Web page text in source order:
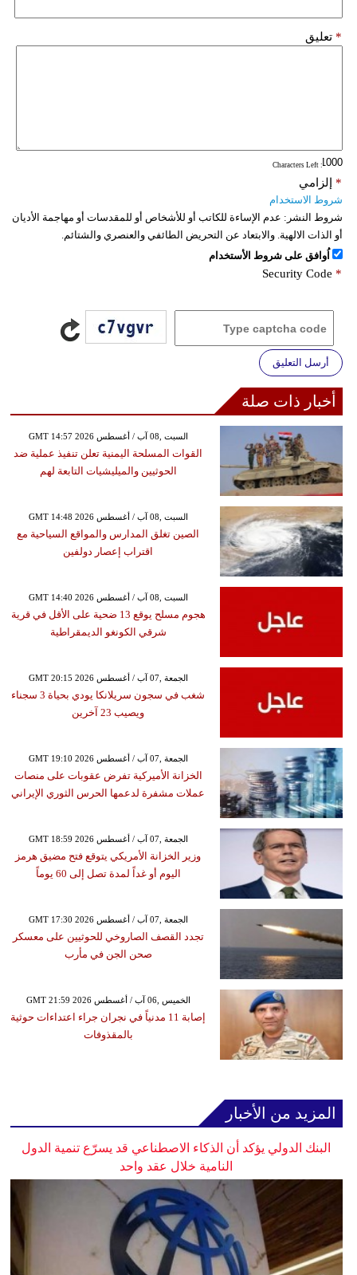
تعليق *
: Characters Left
إلزامي *
شروط الاستخدام
شروط النشر: عدم الإساءة للكاتب أو للأشخاص أو للمقدسات أو مهاجمة الأديان
أو الذات الالهية. والابتعاد عن التحريض الطائفي والعنصري والشتائم.
اُوافق على شروط الأستخدام
Security Code *
أرسل التعليق
أخبار ذات صلة
GMT 14:57 2026 السبت ,08 آب / أغسطس
القوات المسلحة اليمنية تعلن تنفيذ عملية ضد
الحوثيين والميليشيات التابعة لهم
GMT 14:48 2026 السبت ,08 آب / أغسطس
الصين تغلق المدارس والمواقع السياحية مع
اقتراب إعصار دولفين
GMT 14:40 2026 السبت ,08 آب / أغسطس
هجوم مسلح يوقع 13 ضحية على الأقل في قرية
شرقي الكونغو الديمقراطية
GMT 20:15 2026 الجمعة ,07 آب / أغسطس
شغب في سجون سريلانكا يودي بحياة 3 سجناء
ويصيب 23 آخرين
GMT 19:10 2026 الجمعة ,07 آب / أغسطس
الخزانة الأميركية تفرض عقوبات على منصات
عملات مشفرة لدعمها الحرس الثوري الإيراني
GMT 18:59 2026 الجمعة ,07 آب / أغسطس
وزير الخزانة الأمريكي يتوقع فتح مضيق هرمز
اليوم أو غداً لمدة تصل إلى 60 يوماً
GMT 17:30 2026 الجمعة ,07 آب / أغسطس
تجدد القصف الصاروخي للحوثيين على معسكر
صحن الجن في مأرب
GMT 21:59 2026 الخميس ,06 آب / أغسطس
إصابة 11 مدنياً في نجران جراء اعتداءات حوثية
بالمقذوفات
المزيد من الأخبار
البنك الدولي يؤكد أن الذكاء الاصطناعي قد يسرّع تنمية الدول
النامية خلال عقد واحد